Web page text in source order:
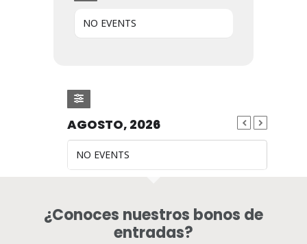
NO EVENTS
AGOSTO, 2026
NO EVENTS
¿Conoces nuestros bonos de
entradas?